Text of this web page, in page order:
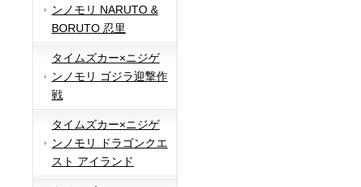
ンノモリ NARUTO &
BORUTO 忍里
タイムズカー×ニジゲ
ンノモリ ゴジラ迎撃作
戦
タイムズカー×ニジゲ
ンノモリ ドラゴンクエ
スト アイランド